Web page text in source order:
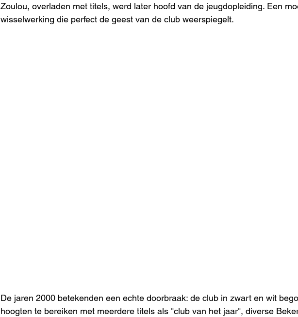
Zoulou, overladen met titels, werd later hoofd van de jeugdopleiding. Een
wisselwerking die perfect de geest van de club weerspiegelt.
De jaren 2000 betekenden een echte doorbraak: de club in zwart en wit
hoogten te bereiken met meerdere titels als "club van het jaar", diverse